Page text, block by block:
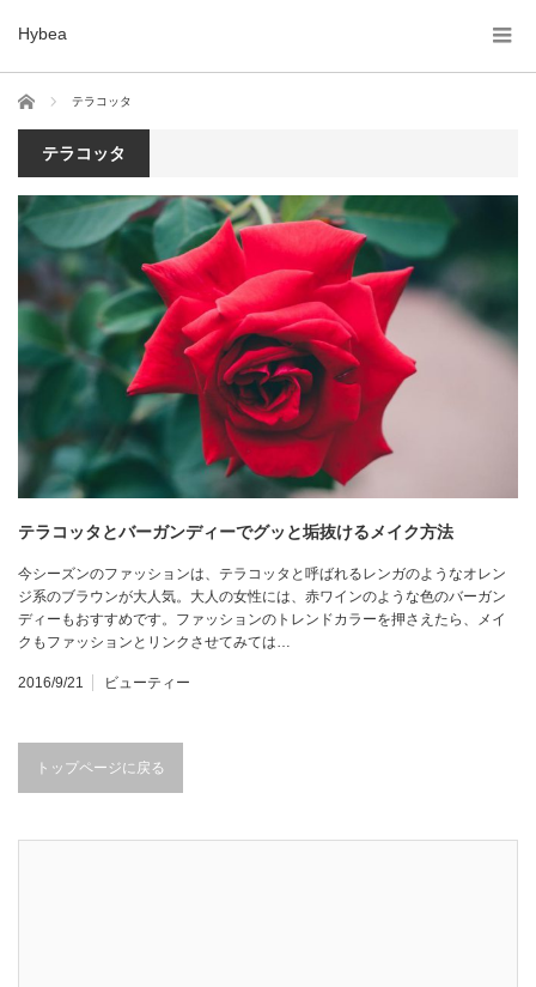
Hybea
ホーム テラコッタ
テラコッタ
テラコッタとバーガンディーでグッと垢抜けるメイク方法
今シーズンのファッションは、テラコッタと呼ばれるレンガのようなオレン
ジ系のブラウンが大人気。大人の女性には、赤ワインのような色のバーガン
ディーもおすすめです。ファッションのトレンドカラーを押さえたら、メイ
クもファッションとリンクさせてみては…
2016/9/21 ビューティー
トップページに戻る